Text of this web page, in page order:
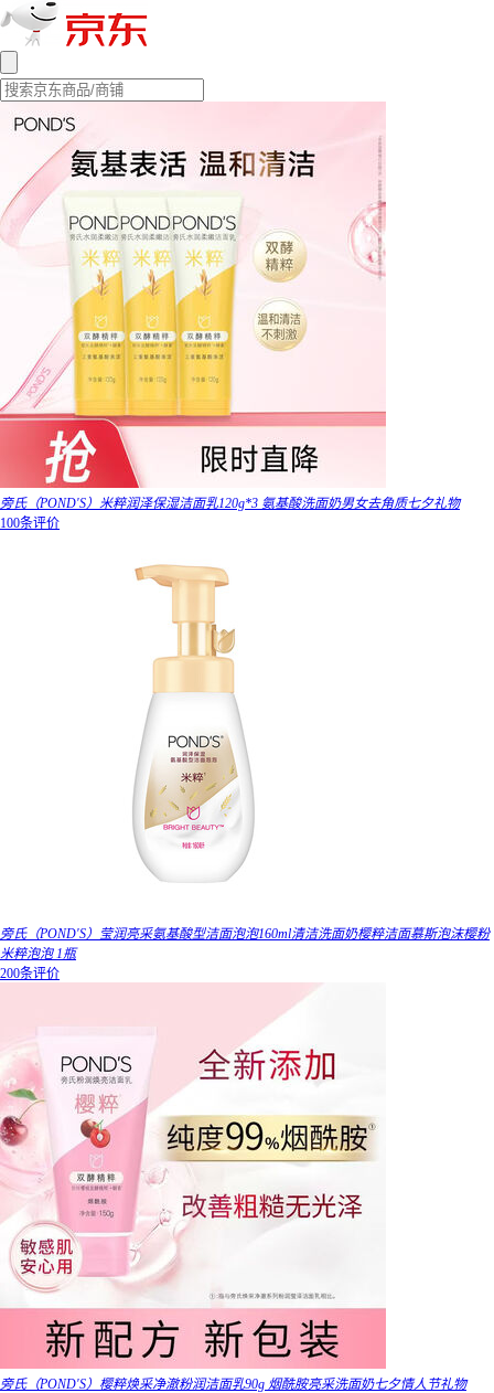
旁氏（POND'S）米粹润泽保湿洁面乳120g*3 氨基酸洗面奶男女去角质七夕礼物
100条评价
旁氏（POND'S）莹润亮采氨基酸型洁面泡泡160ml清洁洗面奶樱粹洁面慕斯泡沫樱粉
米粹泡泡 1瓶
200条评价
旁氏（POND'S）樱粹焕采净澈粉润洁面乳90g 烟酰胺亮采洗面奶七夕情人节礼物